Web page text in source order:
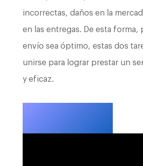
incorrectas, daños en la
en las entregas. De esta forma,
envío sea óptimo, estas dos
unirse para lograr prestar un
y eficaz.